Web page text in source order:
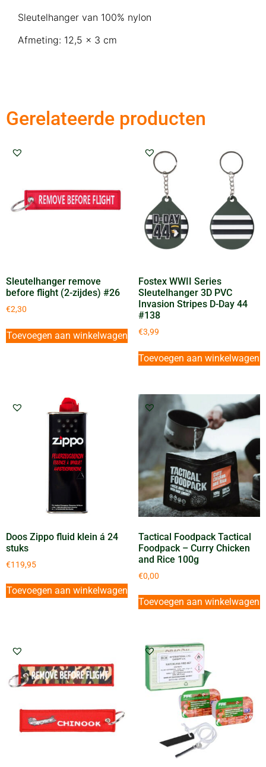
Sleutelhanger van 100% nylon
Afmeting: 12,5 x 3 cm
Gerelateerde producten
Sleutelhanger remove
before flight (2-zijdes) #26
€2,30
Toevoegen aan winkelwagen
Fostex WWII Series
Sleutelhanger 3D PVC
Invasion Stripes D-Day 44
#138
€3,99
Toevoegen aan winkelwagen
Doos Zippo fluid klein á 24
stuks
€119,95
Toevoegen aan winkelwagen
Tactical Foodpack Tactical
Foodpack – Curry Chicken
and Rice 100g
€0,00
Toevoegen aan winkelwagen